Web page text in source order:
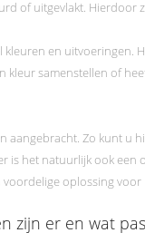
of uitgevlakt. Hierdoor
en
kleur samenstellen of
aangebracht. Zo kunt u
is het natuurlijk ook
voordelige oplossing
zijn er en wat